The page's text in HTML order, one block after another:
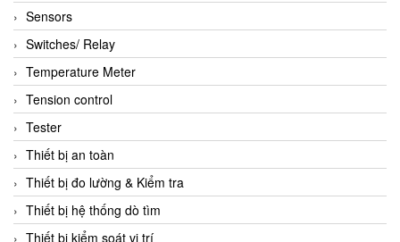
Sensors
Switches/ Relay
Temperature Meter
Tension control
Tester
Thiết bị an toàn
Thiết bị đo lường & Kiểm tra
Thiết bị hệ thống dò tìm
Thiết bị kiểm soát vị trí